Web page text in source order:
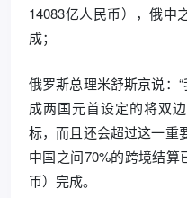
14083亿人民币），俄中
成；
俄罗斯总理米舒斯京说：
成两国元首设定的将双
标，而且还会超过这一重
中国之间70%的跨境结
币）完成。